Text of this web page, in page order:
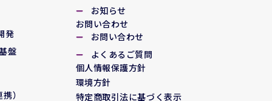
発
盤
）
お知らせ
お問い合わせ
お問い合わせ
よくあるご質問
個人情報保護方針
環境方針
特定商取引法に基づく表示